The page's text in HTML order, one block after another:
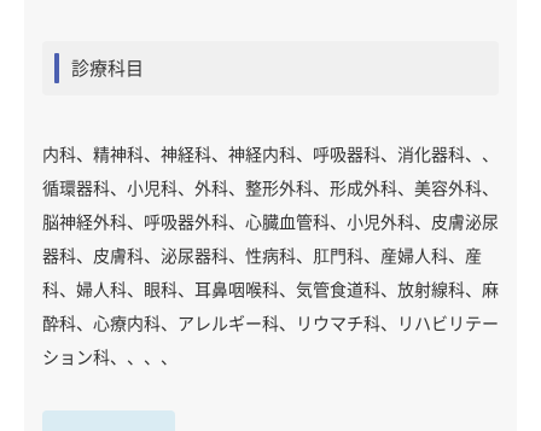
診療科目
内科、精神科、神経科、神経内科、呼吸器科、消化器科、、
循環器科、小児科、外科、整形外科、形成外科、美容外科、
脳神経外科、呼吸器外科、心臓血管科、小児外科、皮膚泌尿
器科、皮膚科、泌尿器科、性病科、肛門科、産婦人科、産
科、婦人科、眼科、耳鼻咽喉科、気管食道科、放射線科、麻
酔科、心療内科、アレルギー科、リウマチ科、リハビリテー
ション科、、、、